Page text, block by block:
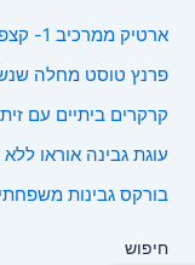
ארטיק ממרכיב 1- קצפת
פרנץ טוסט מחלה
קרקרים ביתיים עם
עוגת גבינה אוראו
בורקס גבינות משפחתי
חיפוש